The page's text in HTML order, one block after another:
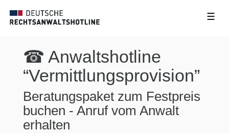
☰
☎ Anwaltshotline
“Vermittlungsprovision”
Beratungspaket zum Festpreis
buchen - Anruf vom Anwalt
erhalten